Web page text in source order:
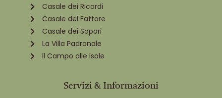
Casale dei Ricordi
Casale del Fattore
Casale dei Sapori
La Villa Padronale
Il Campo alle Isole
Servizi & Informazioni